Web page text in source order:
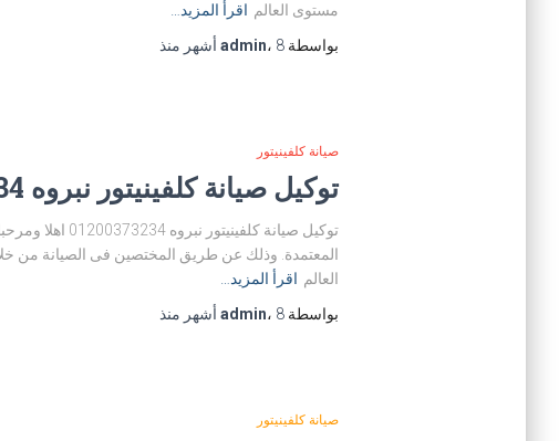
مستوى العالم اقرأ المزيد…
بواسطة
admin، 8 أشهر منذ
صيانة كلفينيتور
توكيل صيانة كلفينيتور نبروه 01200373234
توكيل صيانة
المعتمدة. وذلك عن طريق المختصين فى الصيانة من
العالم اقرأ المزيد…
بواسطة
admin، 8 أشهر منذ
صيانة كلفينيتور